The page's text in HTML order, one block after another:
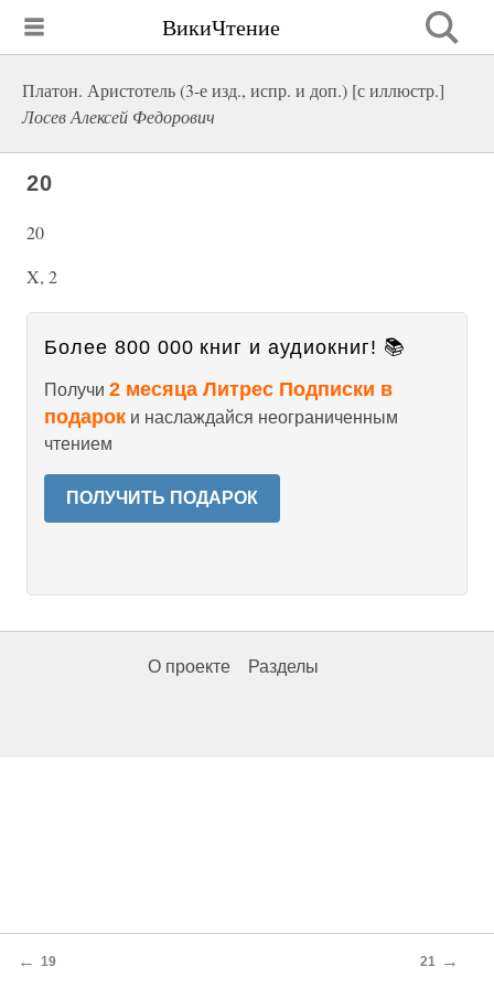
ВикиЧтение
Платон. Аристотель (3-е изд., испр. и доп.) [с иллюстр.]
Лосев Алексей Федорович
20
20
X, 2
Более 800 000 книг и аудиокниг! 📚
Получи 2 месяца Литрес Подписки в
подарок и наслаждайся неограниченным
чтением
ПОЛУЧИТЬ ПОДАРОК
О проекте Разделы
← 19 21 →